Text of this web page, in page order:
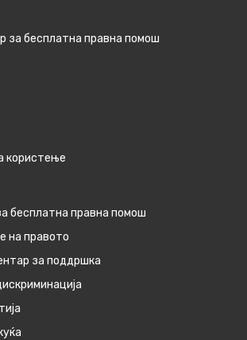
за бесплатна правна помош
користење
бесплатна правна помош
на правото
за поддршка